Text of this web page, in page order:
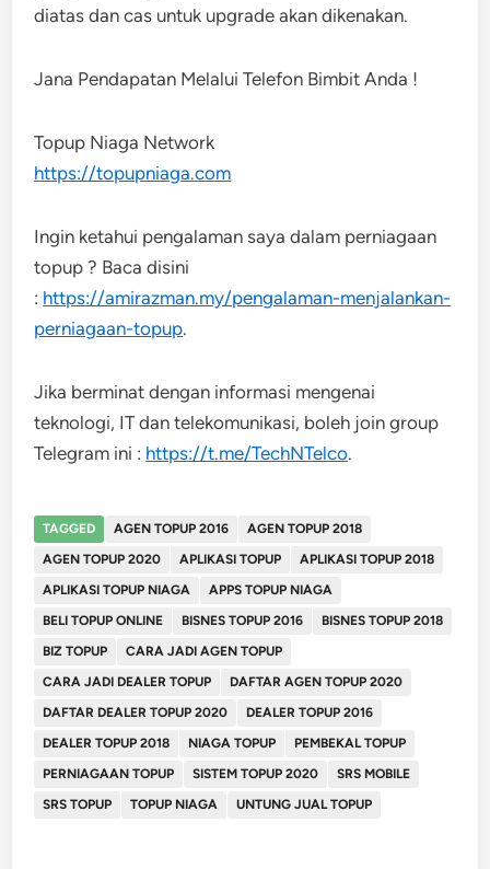
diatas dan cas untuk upgrade akan dikenakan.
Jana Pendapatan Melalui Telefon Bimbit Anda !
Topup Niaga Network
https://topupniaga.com
Ingin ketahui pengalaman saya dalam perniagaan
topup ? Baca disini
: https://amirazman.my/pengalaman-menjalankan-
perniagaan-topup.
Jika berminat dengan informasi mengenai
teknologi, IT dan telekomunikasi, boleh join group
Telegram ini : https://t.me/TechNTelco.
TAGGED AGEN TOPUP 2016
AGEN TOPUP 2018
AGEN TOPUP 2020
APLIKASI TOPUP
APLIKASI TOPUP 2018
APLIKASI TOPUP NIAGA
APPS TOPUP NIAGA
BELI TOPUP ONLINE
BISNES TOPUP 2016
BISNES TOPUP 2018
BIZ TOPUP
CARA JADI AGEN TOPUP
CARA JADI DEALER TOPUP
DAFTAR AGEN TOPUP 2020
DAFTAR DEALER TOPUP 2020
DEALER TOPUP 2016
DEALER TOPUP 2018
NIAGA TOPUP
PEMBEKAL TOPUP
PERNIAGAAN TOPUP
SISTEM TOPUP 2020
SRS MOBILE
SRS TOPUP
TOPUP NIAGA UNTUNG JUAL TOPUP